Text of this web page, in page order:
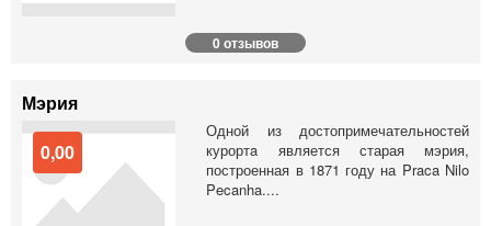
0 отзывов
Мэрия
0,00
Одной из достопримечательностей
курортa является старая мэрия,
построенная в 1871 году на Praca Nilo
Pecanha....